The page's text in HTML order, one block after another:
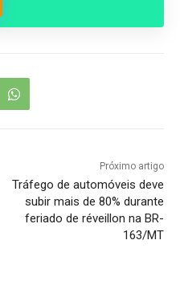
Próximo artigo
Tráfego de automóveis deve
subir mais de 80% durante
feriado de réveillon na BR-
163/MT